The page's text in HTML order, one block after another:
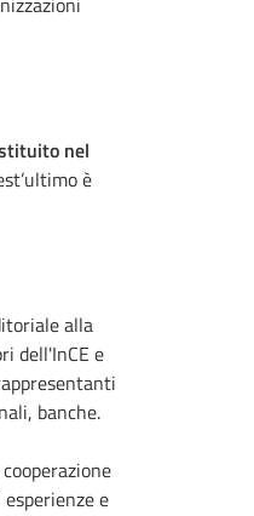
nel
è
alla
dell'InCE e
banche.
e